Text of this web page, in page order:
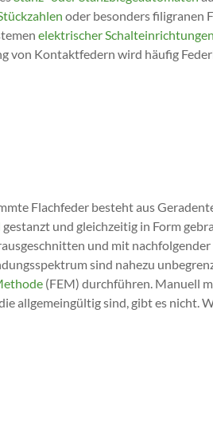
oder besonders filigranen
elektrischer Schalteinrichtungen
von Kontaktfedern wird häufig
Flachfeder besteht aus
gestanzt und gleichzeitig in Form
und mit nachfolgender
sind nahezu
(FEM) durchführen. Manuell
allgemeingültig sind, gibt es nicht.